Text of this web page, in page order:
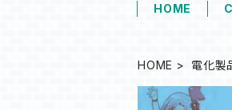
HOME
HOME 電化製